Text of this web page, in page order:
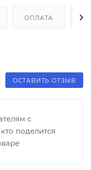
ОПЛАТА
ОСТАВИТЬ ОТЗЫВ
с
поделится